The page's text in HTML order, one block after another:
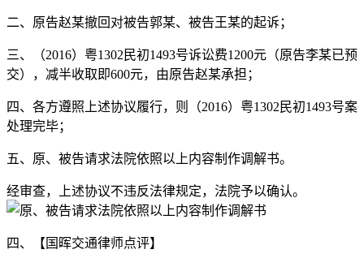
二、原告赵某撤回对被告郭某、被告王某的起诉；
三、（2016）粤1302民初1493号诉讼费1200元（原告李某已预
交），减半收取即600元，由原告赵某承担；
四、各方遵照上述协议履行，则（2016）粤1302民初1493号案
处理完毕；
五、原、被告请求法院依照以上内容制作调解书。
经审查，上述协议不违反法律规定，法院予以确认。
四、【国晖交通律师点评】